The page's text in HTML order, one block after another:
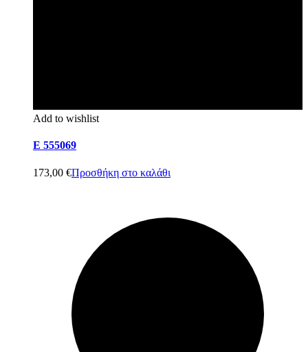
Add to wishlist
E 555069
173,00 €Προσθήκη στο καλάθι